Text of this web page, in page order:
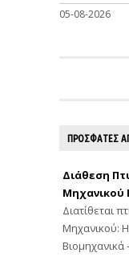
05-08-2026
ΠΡΟΣΦΑΤΕΣ
Διάθεση
Μηχανικού
Διατίθεται
Μηχανικού:
Βιομηχανικά